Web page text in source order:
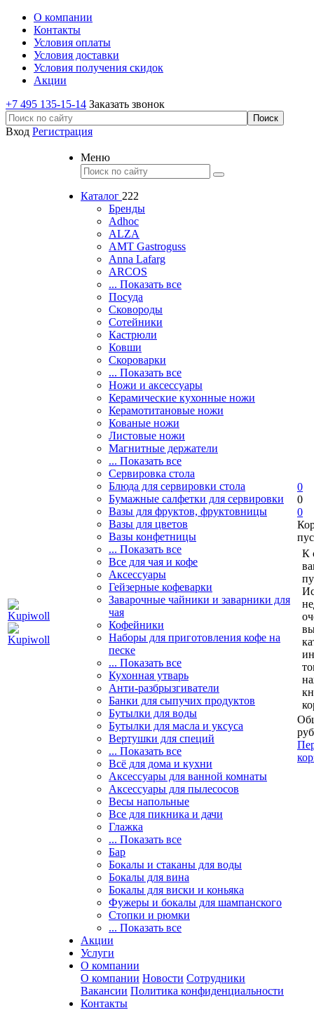
О компании
Контакты
Условия оплаты
Условия доставки
Условия получения скидок
Акции
+7 495 135-15-14 Заказать звонок
Вход Регистрация
Меню
Каталог 222
Бренды
Adhoc
ALZA
AMT Gastroguss
Anna Lafarg
ARCOS
... Показать все
Посуда
Сковороды
Сотейники
Кастрюли
Ковши
Скороварки
... Показать все
Ножи и аксессуары
Керамические кухонные ножи
Керамотитановые ножи
Кованые ножи
Листовые ножи
Магнитные держатели
... Показать все
Сервировка стола
Блюда для сервировки стола
Бумажные салфетки для сервировки
Вазы для фруктов, фруктовницы
Вазы для цветов
Вазы конфетницы
... Показать все
Все для чая и кофе
Аксессуары
Гейзерные кофеварки
Заварочные чайники и заварники для
чая
Кофейники
Наборы для приготовления кофе на
песке
... Показать все
Кухонная утварь
Анти-разбрызгиватели
Банки для сыпучих продуктов
Бутылки для воды
Бутылки для масла и уксуса
Вертушки для специй
... Показать все
Всё для дома и кухни
Аксессуары для ванной комнаты
Аксессуары для пылесосов
Весы напольные
Все для пикника и дачи
Глажка
... Показать все
Бар
Бокалы и стаканы для воды
Бокалы для вина
Бокалы для виски и коньяка
Фужеры и бокалы для шампанского
Стопки и рюмки
... Показать все
Акции
Услуги
О компании
О компании Новости Сотрудники
Вакансии Политика конфиденциальности
Контакты
0
0
0
К